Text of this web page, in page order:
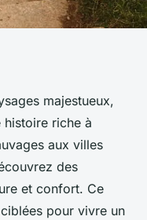
!
majestueux,
histoire riche à
aux villes
des
et confort. Ce
pour vivre un